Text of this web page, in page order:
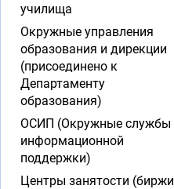
училища
Окружные управления
образования и дирекции
(присоединено к
Департаменту
образования)
ОСИП (Окружные службы
информационной
поддержки)
Центры занятости (биржи